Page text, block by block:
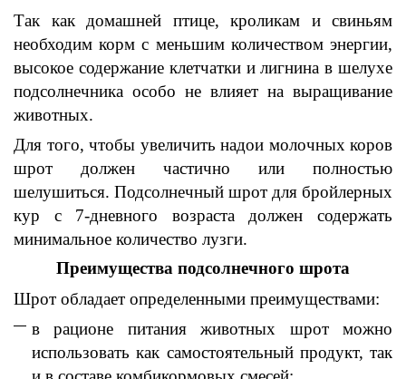
Так как домашней птице, кроликам и свиньям
необходим корм с меньшим количеством энергии,
высокое содержание клетчатки и лигнина в шелухе
подсолнечника особо не влияет на выращивание
животных.
Для того, чтобы увеличить надои молочных коров
шрот должен частично или полностью
шелушиться. Подсолнечный шрот для бройлерных
кур с 7-дневного возраста должен содержать
минимальное количество лузги.
Преимущества подсолнечного шрота
Шрот обладает определенными преимуществами:
в рационе питания животных шрот можно
использовать как самостоятельный продукт, так